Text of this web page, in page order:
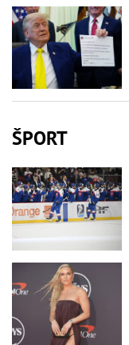
ŠPORT